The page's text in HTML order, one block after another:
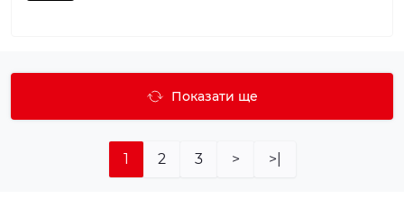
Показати ще
1 2 3 > >|